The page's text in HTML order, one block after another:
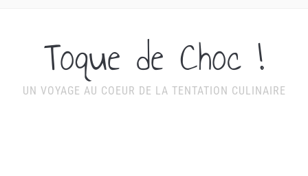
Toque de Choc !
UN VOYAGE AU COEUR DE LA TENTATION CULINAIRE